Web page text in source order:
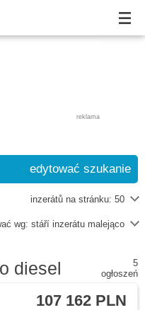
reklama
edytować szukanie
inzerátů na stránku: 50
wg: stáří inzerátu malejąco
diesel
5
ogłoszeń
107 162 PLN